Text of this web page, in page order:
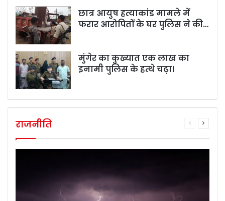
छात्र आयुष हत्याकांड मामले में
फरार आरोपितों के घर पुलिस ने की…
मुंगेर का कुख्यात एक लाख का
इनामी पुलिस के हत्थे चढ़ा।
राजनीति
Previous